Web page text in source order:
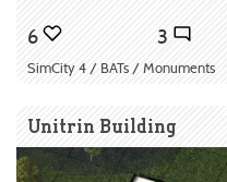
6 3
SimCity 4 / BATs / Monuments
Unitrin Building